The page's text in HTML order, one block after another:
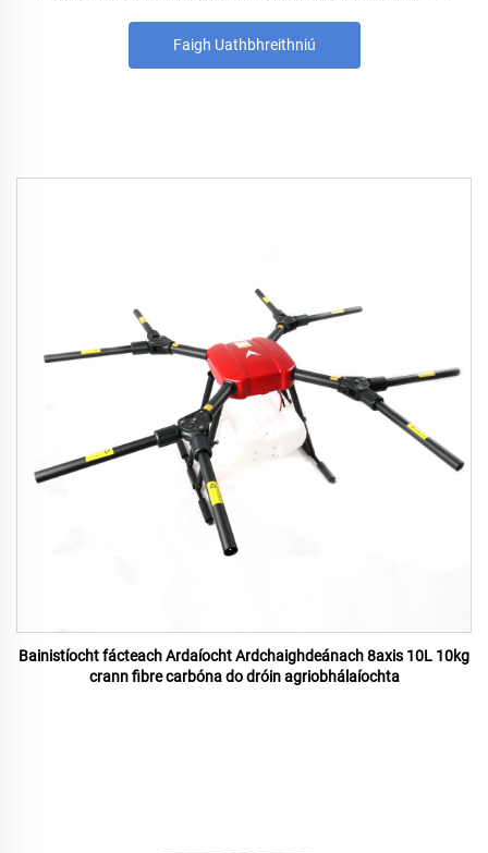
Faigh Uathbhreithniú
Bainistíocht fácteach Ardaíocht Ardchaighdeánach 8axis 10L 10kg
crann fibre carbóna do dróin agriobhálaíochta